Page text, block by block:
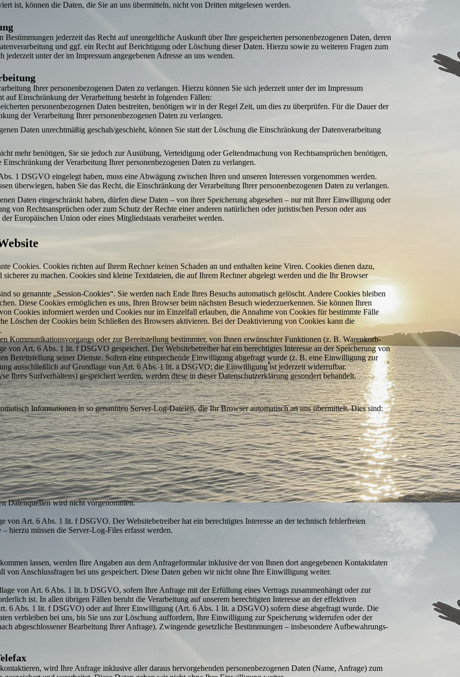
ist, können die Daten, die Sie an uns übermitteln, nicht von Dritten mitgelesen werden.
Bestimmungen jederzeit das Recht auf unentgeltliche Auskunft über Ihre gespeicherten personenbezogenen Daten, deren
und ggf. ein Recht auf Berichtigung oder Löschung dieser Daten. Hierzu sowie zu weiteren Fragen zum
jederzeit unter der im Impressum angegebenen Adresse an uns wenden.
Ihrer personen­bezogenen Daten zu verlangen. Hierzu können Sie sich jederzeit unter der im Impressum
auf Einschränkung der Verarbeitung besteht in folgenden Fällen:
personen­bezogenen Daten bestreiten, benötigen wir in der Regel Zeit, um dies zu überprüfen. Für die Dauer der
der Verarbeitung Ihrer personen­bezogenen Daten zu verlangen.
Daten unrechtmäßig geschah/geschieht, können Sie statt der Löschung die Einschränkung der Daten­verarbeitung
mehr benötigen, Sie sie jedoch zur Ausübung, Verteidigung oder Geltend­machung von Rechts­ansprüchen benötigen,
der Verarbeitung Ihrer personen­bezogenen Daten zu verlangen.
1 DSGVO eingelegt haben, muss eine Abwägung zwischen Ihren und unseren Interessen vorgenommen werden.
überwiegen, haben Sie das Recht, die Einschränkung der Verarbei­tung Ihrer personen­bezogenen Daten zu verlangen.
Daten eingeschränkt haben, dürfen diese Daten – von ihrer Speicherung abgesehen – nur mit Ihrer Einwilligung oder
von Rechts­ansprüchen oder zum Schutz der Rechte einer anderen natürlichen oder juristischen Person oder aus
Europäischen Union oder eines Mitgliedstaats verarbeitet werden.
Cookies. Cookies richten auf Ihrem Rechner keinen Schaden an und enthalten keine Viren. Cookies dienen dazu,
zu machen. Cookies sind kleine Text­dateien, die auf Ihrem Rechner abgelegt werden und die Ihr Browser
so genannte „Session-Cookies“. Sie werden nach Ende Ihres Besuchs automatisch gelöscht. Andere Cookies bleiben
Diese Cookies ermöglichen es uns, Ihren Browser beim nächsten Besuch wieder­zuerkennen. Sie können Ihren
Cookies informiert werden und Cookies nur im Einzelfall erlauben, die Annahme von Cookies für bestimmte Fälle
Löschen der Cookies beim Schließen des Browsers aktivieren. Bei der Deaktivierung von Cookies kann die
Kommunikations­vorgangs oder zur Bereit­stellung bestimmter, von Ihnen erwünschter Funktionen (z. B. Warenkorb­
von Art. 6 Abs. 1 lit. f DSGVO gespeichert. Der Website­betreiber hat ein berechtigtes Interesse an der Speicherung von
Bereit­stellung seiner Dienste. Sofern eine entsprechende Einwilligung abgefragt wurde (z. B. eine Einwilli­gung zur
ausschließlich auf Grundlage von Art. 6 Abs. 1 lit. a DSGVO; die Einwilligung ist jederzeit widerrufbar.
Ihres Surf­verhaltens) gespeichert werden, werden diese in dieser Datenschutz­erklärung gesondert behandelt.
Informationen in so genannten Server-Log-Dateien, die Ihr Browser automatisch an uns übermittelt. Dies sind:
Datenquellen wird nicht vorgenommen.
von Art. 6 Abs. 1 lit. f DSGVO. Der Website­betreiber hat ein berechtigtes Interesse an der technisch fehler­freien
hierzu müssen die Server-Log-Files erfasst werden.
lassen, werden Ihre Angaben aus dem Anfrageformular inklusive der von Ihnen dort angegebenen Kontaktdaten
von Anschluss­fragen bei uns gespeichert. Diese Daten geben wir nicht ohne Ihre Einwilligung weiter.
von Art. 6 Abs. 1 lit. b DSGVO, sofern Ihre Anfrage mit der Erfüllung eines Vertrags zusammenhängt oder zur
ist. In allen übrigen Fällen beruht die Verarbeitung auf unserem berechtigten Interesse an der effektiven
6 Abs. 1 lit. f DSGVO) oder auf Ihrer Einwilligung (Art. 6 Abs. 1 lit. a DSGVO) sofern diese abgefragt wurde. Die
verbleiben bei uns, bis Sie uns zur Löschung auffordern, Ihre Einwilligung zur Speicherung widerrufen oder der
abgeschlossener Bearbeitung Ihrer Anfrage). Zwingende gesetzliche Bestimmungen – insbesondere Auf­bewahrungs­
wird Ihre Anfrage inklusive aller daraus hervor­gehenden personen­bezogenen Daten (Name, Anfrage) zum